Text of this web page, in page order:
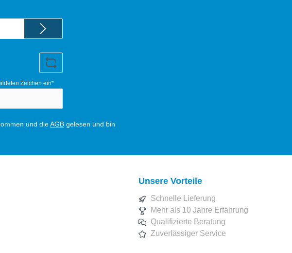
Zeichen ein*
und dieAGB gelesen und bin
Unsere Vorteile
Schnelle Lieferung
Mehr als 10 Jahre Erfahrung
Qualifizierte Beratung
Zuverlässiger Service